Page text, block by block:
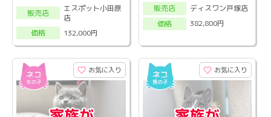
販売店
エスポット小田原
店
価格
132,000円
販売店
ディスワン戸塚店
価格
382,800円
お気に入り お気に入り